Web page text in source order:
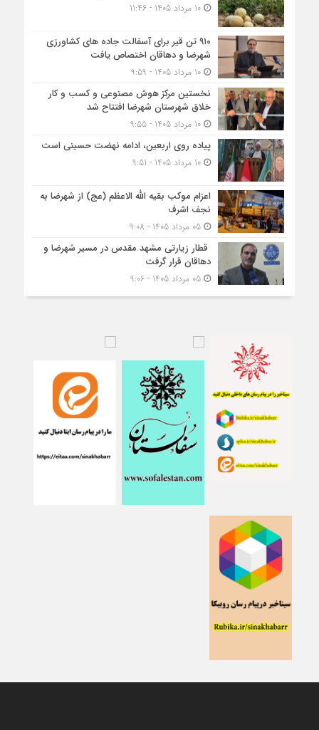
10 مرداد 1405 - 11:46
۹۱۰ تن قیر برای آسفالت جاده های کشاورزی
شهرضا و دهاقان اختصاص یافت
10 مرداد 1405 - 9:59
نخستین مرکز هوش مصنوعی و کسب‌ و کار
خلاق شهرستان شهرضا افتتاح شد
10 مرداد 1405 - 9:55
پیاده روی اربعین، ادامه نهضت حسینی است
10 مرداد 1405 - 9:51
اعزام موکب بقیه الله الاعظم (عج) از شهرضا به
نجف اشرف
05 مرداد 1405 - 9:08
قطار زیارتی مشهد مقدس در مسیر شهرضا و
دهاقان قرار گرفت
05 مرداد 1405 - 9:06